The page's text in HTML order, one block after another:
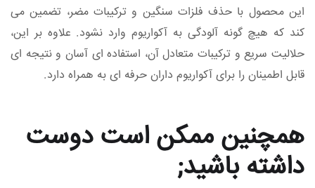
این محصول با حذف فلزات سنگین و ترکیبات مضر، تضمین می‌
کند که هیچ‌ گونه آلودگی به آکواریوم وارد نشود. علاوه بر این،
حلالیت سریع و ترکیبات متعادل آن، استفاده‌ ای آسان و نتیجه‌ ای
قابل اطمینان را برای آکواریوم‌ داران حرفه‌ ای به همراه دارد.
همچنین ممکن است دوست
داشته باشید;